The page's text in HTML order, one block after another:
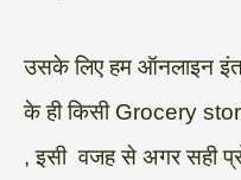
उसके लिए हम ऑनलाइन
के ही किसी Grocery
, इसी वजह से अगर सही